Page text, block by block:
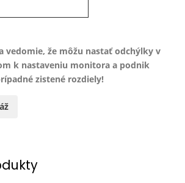
vedomie, že môžu nastať odchýlky v
k nastaveniu monitora a podnik
zistené rozdiely!